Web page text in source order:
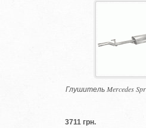
Глушитель Mercedes
3711 грн.